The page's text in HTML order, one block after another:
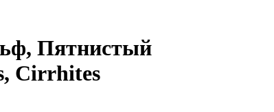
Пятнистый
Cirrhites